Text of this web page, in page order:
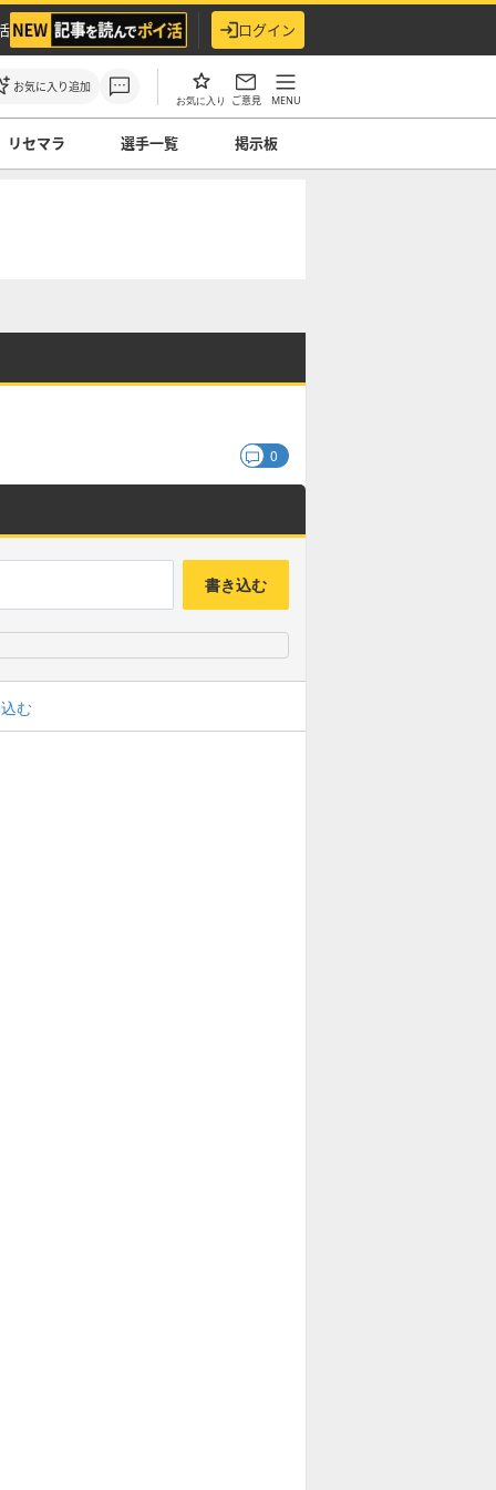
ログイン
お気に入り追加
お気に入り ご意見 MENU
リセマラ 選手一覧 掲示板
0
書き込む
む